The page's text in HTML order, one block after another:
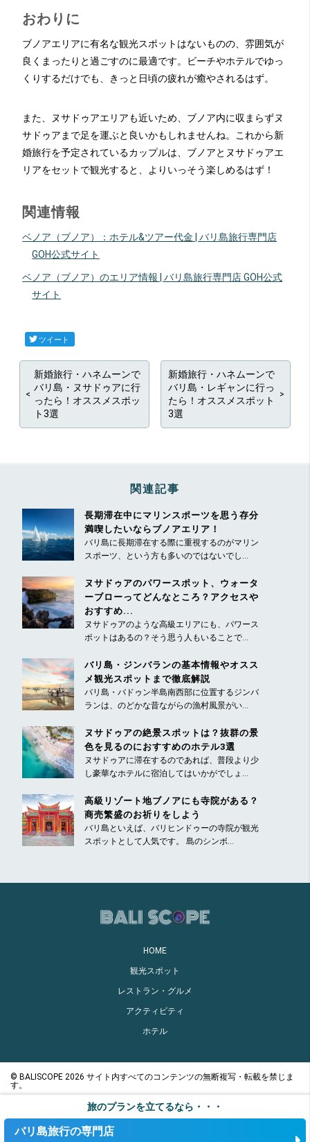
おわりに
ブノアエリアに有名な観光スポットはないものの、雰囲気が
良くまったりと過ごすのに最適です。ビーチやホテルでゆっ
くりするだけでも、きっと日頃の疲れが癒やされるはず。
また、ヌサドゥアエリアも近いため、ブノア内に収まらずヌ
サドゥアまで足を運ぶと良いかもしれませんね。これから新
婚旅行を予定されているカップルは、ブノアとヌサドゥアエ
リアをセットで観光すると、よりいっそう楽しめるはず！
関連情報
ベノア（ブノア）：ホテル&ツアー代金 | バリ島旅行専門店
GOH公式サイト
ベノア（ブノア）のエリア情報 | バリ島旅行専門店 GOH公式
サイト
ツイート
新婚旅行・ハネムーンで
バリ島・ヌサドゥアに行
ったら！オススメスポッ
ト3選
新婚旅行・ハネムーンで
バリ島・レギャンに行っ
たら！オススメスポット
3選
関連記事
長期滞在中にマリンスポーツを思う存分
満喫したいならブノアエリア！
バリ島に長期滞在する際に重視するのがマリン
スポーツ、という方も多いのではないでし...
ヌサドゥアのパワースポット、ウォータ
ーブローってどんなところ？アクセスや
おすすめ...
ヌサドゥアのような高級エリアにも、パワース
ポットはあるの？そう思う人もいることで...
バリ島・ジンバランの基本情報やオスス
メ観光スポットまで徹底解説
バリ島・バドゥン半島南西部に位置するジンバ
ランは、のどかな昔ながらの漁村風景がい...
ヌサドゥアの絶景スポットは？抜群の景
色を見るのにおすすめのホテル3選
ヌサドゥアに滞在するのであれば、普段より少
し豪華なホテルに宿泊してはいかがでしょ...
高級リゾート地ブノアにも寺院がある？
商売繁盛のお祈りをしよう
バリ島といえば、バリヒンドゥーの寺院が観光
スポットとして人気です。 島のシンボ...
HOME
観光スポット
レストラン・グルメ
アクティビティ
ホテル
© BALISCOPE 2026 サイト内すべてのコンテンツの無断複写・転載を禁じま
す。
旅のプランを立てるなら・・・
バリ島旅行の専門店